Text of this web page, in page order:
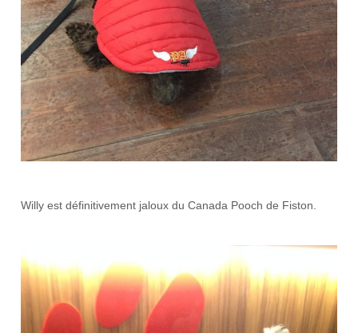
Willy est définitivement jaloux du Canada Pooch de Fiston.